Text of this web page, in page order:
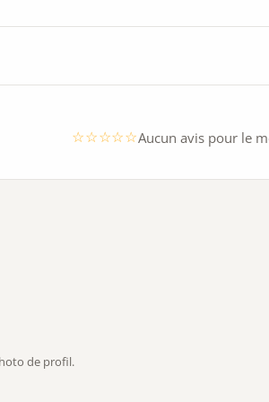
Aucun avis pour le
de profil.